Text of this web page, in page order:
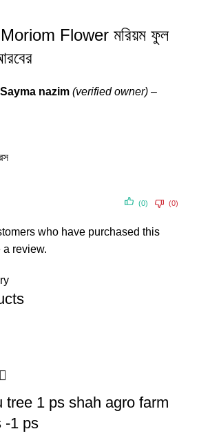
Moriom Flower মরিয়ম ফুল
Sayma nazim (verified owner) –
(0) (0)
who have purchased this
a review.
tree 1 ps shah agro farm
-1 ps